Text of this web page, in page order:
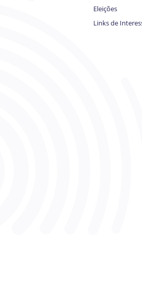
Eleições
Links de